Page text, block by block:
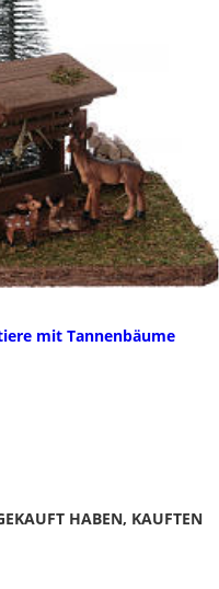
mit Tannenbäume
HABEN, KAUFTEN